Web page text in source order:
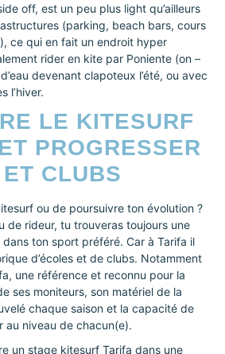
off, est un peu plus light qu’ailleurs
(parking, beach bars, cours
ce qui en fait un endroit hyper
rider en kite par Poniente (on –
devenant clapoteux l’été, ou avec
l’hiver.
LE KITESURF
PROGRESSER
CLUBS
ou de poursuivre ton évolution ?
de rideur, tu trouveras toujours une
ton sport préféré. Car à Tarifa il
d’écoles et de clubs. Notamment
une référence et reconnu pour la
ses moniteurs, son matériel de la
chaque saison et la capacité de
au niveau de chacun(e).
un stage kitesurf Tarifa dans une